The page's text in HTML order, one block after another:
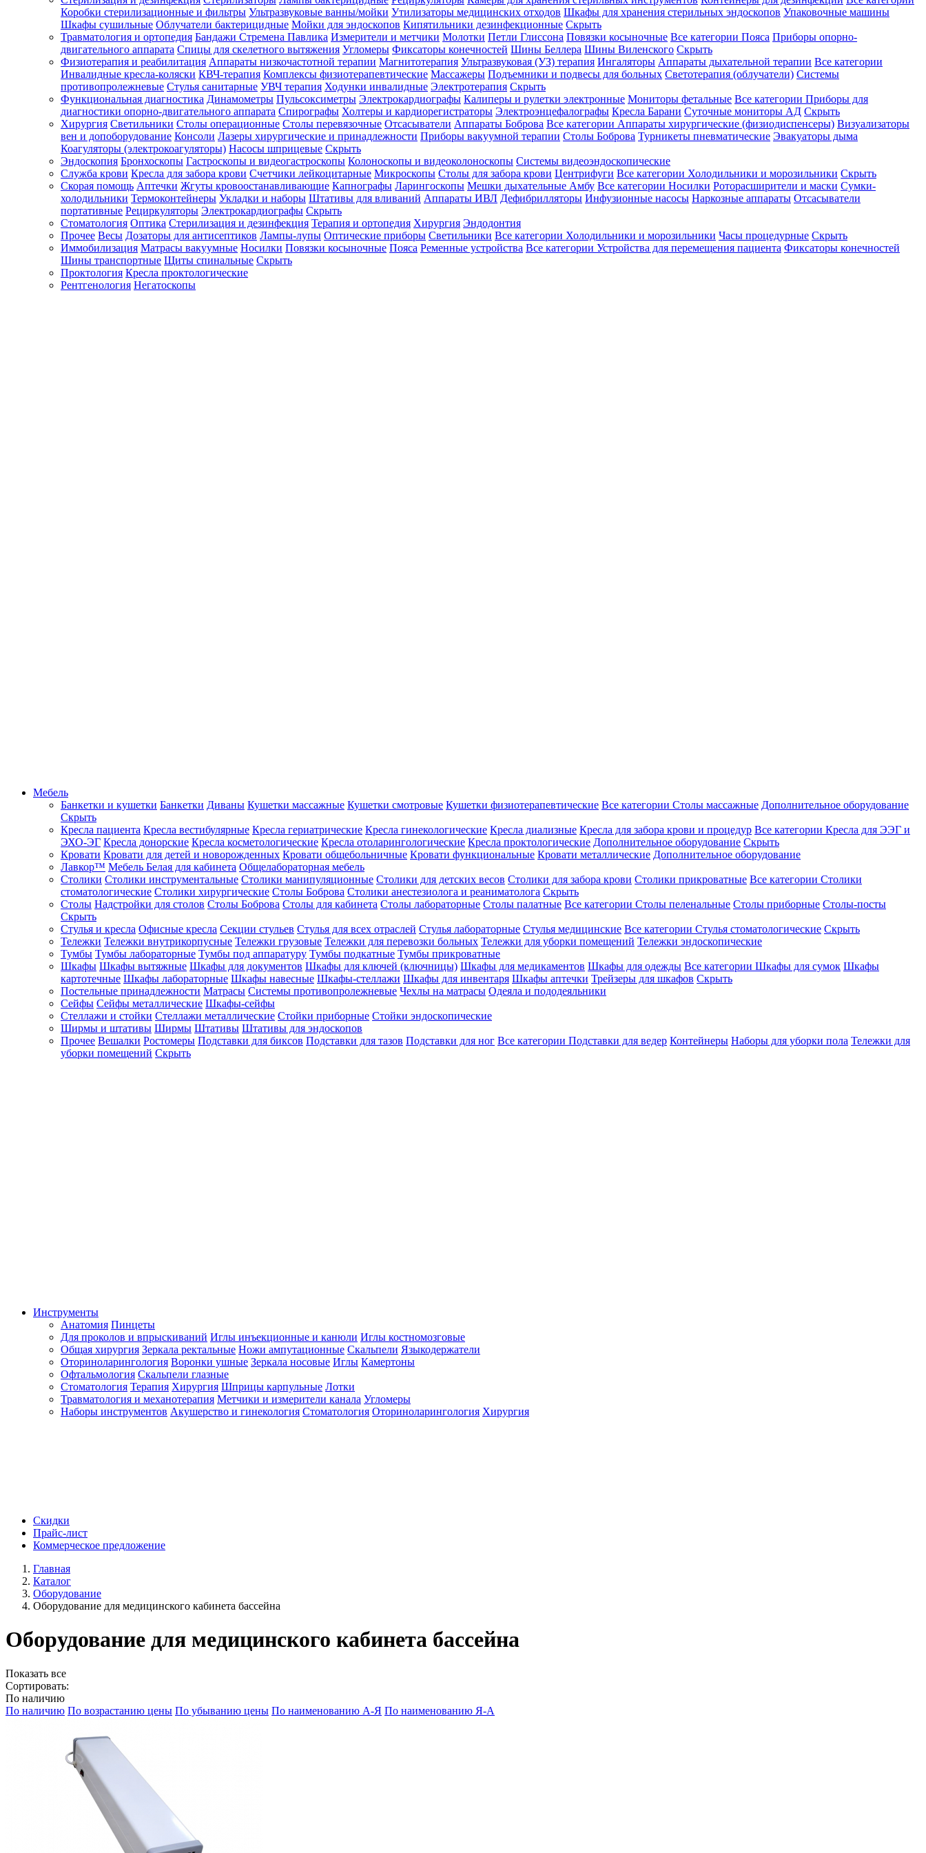
Зарегистрироваться
Зачем
регистрироваться?
Все
покупки
в
одном
месте
Личный
менеджер
Отслеживание
статуса
заказа
Коробки стерилизационные и фильтры Ультразвуковые ванны/мойки Утилизаторы медицинских отходов Шкафы для хранения стерильных эндоскопов Упаковочные машины
Шкафы сушильные Облучатели бактерицидные Мойки для эндоскопов Кипятильники дезинфекционные Скрыть
Травматология и ортопедия Бандажи Стремена Павлика Измерители и метчики Молотки Петли Глиссона Повязки косыночные Все категории Пояса Приборы опорно-
двигательного аппарата Спицы для скелетного вытяжения Угломеры Фиксаторы конечностей Шины Беллера Шины Виленского Скрыть
Физиотерапия и реабилитация Аппараты низкочастотной терапии Магнитотерапия Ультразвуковая (УЗ) терапия Ингаляторы Аппараты дыхательной терапии Все категории
Инвалидные кресла-коляски КВЧ-терапия Комплексы физиотерапевтические Массажеры Подъемники и подвесы для больных Светотерапия (облучатели) Системы
противопролежневые Стулья санитарные УВЧ терапия Ходунки инвалидные Электротерапия Скрыть
Функциональная диагностика Динамометры Пульсоксиметры Электрокардиографы Калиперы и рулетки электронные Мониторы фетальные Все категории Приборы для
диагностики опорно-двигательного аппарата Спирографы Холтеры и кардиорегистраторы Электроэнцефалографы Кресла Барани Суточные мониторы АД Скрыть
Хирургия Светильники Столы операционные Столы перевязочные Отсасыватели Аппараты Боброва Все категории Аппараты хирургические (физиодиспенсеры) Визуализаторы
вен и допоборудование Консоли Лазеры хирургические и принадлежности Приборы вакуумной терапии Столы Боброва Турникеты пневматические Эвакуаторы дыма
Коагуляторы (электрокоагуляторы) Насосы шприцевые Скрыть
Эндоскопия Бронхоскопы Гастроскопы и видеогастроскопы Колоноскопы и видеоколоноскопы Системы видеоэндоскопические
Служба крови Кресла для забора крови Счетчики лейкоцитарные Микроскопы Столы для забора крови Центрифуги Все категории Холодильники и морозильники Скрыть
Скорая помощь Аптечки Жгуты кровоостанавливающие Капнографы Ларингоскопы Мешки дыхательные Амбу Все категории Носилки Роторасширители и маски Сумки-
холодильники Термоконтейнеры Укладки и наборы Штативы для вливаний Аппараты ИВЛ Дефибрилляторы Инфузионные насосы Наркозные аппараты Отсасыватели
портативные Рециркуляторы Электрокардиографы Скрыть
Стоматология Оптика Стерилизация и дезинфекция Терапия и ортопедия Хирургия Эндодонтия
Прочее Весы Дозаторы для антисептиков Лампы-лупы Оптические приборы Светильники Все категории Холодильники и морозильники Часы процедурные Скрыть
Иммобилизация Матрасы вакуумные Носилки Повязки косыночные Пояса Ременные устройства Все категории Устройства для перемещения пациента Фиксаторы конечностей
Шины транспортные Щиты спинальные Скрыть
Проктология Кресла проктологические
Рентгенология Негатоскопы
Мебель
Банкетки и кушетки Банкетки Диваны Кушетки массажные Кушетки смотровые Кушетки физиотерапевтические Все категории Столы массажные Дополнительное оборудование
Скрыть
Кресла пациента Кресла вестибулярные Кресла гериатрические Кресла гинекологические Кресла диализные Кресла для забора крови и процедур Все категории Кресла для ЭЭГ и
ЭХО-ЭГ Кресла донорские Кресла косметологические Кресла отоларингологические Кресла проктологические Дополнительное оборудование Скрыть
Кровати Кровати для детей и новорожденных Кровати общебольничные Кровати функциональные Кровати металлические Дополнительное оборудование
Лавкор™ Мебель Белая для кабинета Общелабораторная мебель
Столики Столики инструментальные Столики манипуляционные Столики для детских весов Столики для забора крови Столики прикроватные Все категории Столики
стоматологические Столики хирургические Столы Боброва Столики анестезиолога и реаниматолога Скрыть
Столы Надстройки для столов Столы Боброва Столы для кабинета Столы лабораторные Столы палатные Все категории Столы пеленальные Столы приборные Столы-посты
Скрыть
Стулья и кресла Офисные кресла Секции стульев Стулья для всех отраслей Стулья лабораторные Стулья медицинские Все категории Стулья стоматологические Скрыть
Тележки Тележки внутрикорпусные Тележки грузовые Тележки для перевозки больных Тележки для уборки помещений Тележки эндоскопические
Тумбы Тумбы лабораторные Тумбы под аппаратуру Тумбы подкатные Тумбы прикроватные
Шкафы Шкафы вытяжные Шкафы для документов Шкафы для ключей (ключницы) Шкафы для медикаментов Шкафы для одежды Все категории Шкафы для сумок Шкафы
картотечные Шкафы лабораторные Шкафы навесные Шкафы-стеллажи Шкафы для инвентаря Шкафы аптечки Трейзеры для шкафов Скрыть
Постельные принадлежности Матрасы Системы противопролежневые Чехлы на матрасы Одеяла и пододеяльники
Сейфы Сейфы металлические Шкафы-сейфы
Стеллажи и стойки Стеллажи металлические Стойки приборные Стойки эндоскопические
Ширмы и штативы Ширмы Штативы Штативы для эндоскопов
Прочее Вешалки Ростомеры Подставки для биксов Подставки для тазов Подставки для ног Все категории Подставки для ведер Контейнеры Наборы для уборки пола Тележки для
уборки помещений Скрыть
Инструменты
Анатомия Пинцеты
Для проколов и впрыскиваний Иглы инъекционные и канюли Иглы костномозговые
Общая хирургия Зеркала ректальные Ножи ампутационные Скальпели Языкодержатели
Оториноларингология Воронки ушные Зеркала носовые Иглы Камертоны
Офтальмология Скальпели глазные
Стоматология Терапия Хирургия Шприцы карпульные Лотки
Травматология и механотерапия Метчики и измерители канала Угломеры
Наборы инструментов Акушерство и гинекология Стоматология Оториноларингология Хирургия
Скидки
Прайс-лист
Коммерческое предложение
Главная
Каталог
Оборудование
Оборудование для медицинского кабинета бассейна
Оборудование для медицинского кабинета бассейна
Показать все
Сортировать:
По наличию
По наличию По возрастанию цены По убыванию цены По наименованию А-Я По наименованию Я-А